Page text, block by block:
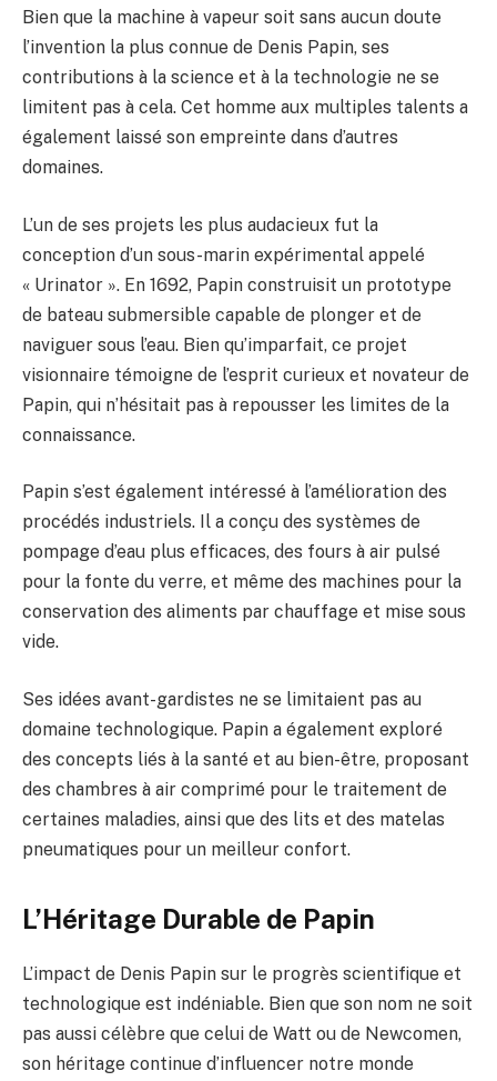
Bien que la machine à vapeur soit sans aucun doute
l’invention la plus connue de Denis Papin, ses
contributions à la science et à la technologie ne se
limitent pas à cela. Cet homme aux multiples talents a
également laissé son empreinte dans d’autres
domaines.
L’un de ses projets les plus audacieux fut la
conception d’un sous-marin expérimental appelé
« Urinator ». En 1692, Papin construisit un prototype
de bateau submersible capable de plonger et de
naviguer sous l’eau. Bien qu’imparfait, ce projet
visionnaire témoigne de l’esprit curieux et novateur de
Papin, qui n’hésitait pas à repousser les limites de la
connaissance.
Papin s’est également intéressé à l’amélioration des
procédés industriels. Il a conçu des systèmes de
pompage d’eau plus efficaces, des fours à air pulsé
pour la fonte du verre, et même des machines pour la
conservation des aliments par chauffage et mise sous
vide.
Ses idées avant-gardistes ne se limitaient pas au
domaine technologique. Papin a également exploré
des concepts liés à la santé et au bien-être, proposant
des chambres à air comprimé pour le traitement de
certaines maladies, ainsi que des lits et des matelas
pneumatiques pour un meilleur confort.
L’Héritage Durable de Papin
L’impact de Denis Papin sur le progrès scientifique et
technologique est indéniable. Bien que son nom ne soit
pas aussi célèbre que celui de Watt ou de Newcomen,
son héritage continue d’influencer notre monde